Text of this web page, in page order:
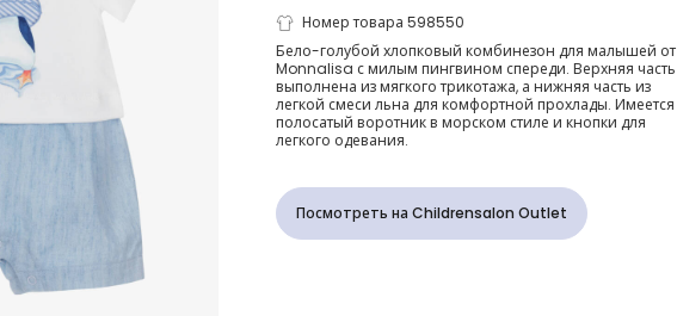
Песочник голубой
хлопковый с
пингвином для
малышей
Номер товара 598550
Бело-голубой хлопковый комбинезон для малышей от
Monnalisa с милым пингвином спереди. Верхняя часть
выполнена из мягкого трикотажа, а нижняя часть из
легкой смеси льна для комфортной прохлады. Имеется
полосатый воротник в морском стиле и кнопки для
легкого одевания.
Посмотреть на Childrensalon Outlet